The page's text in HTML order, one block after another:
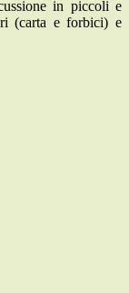
in piccoli e
(carta e forbici) e